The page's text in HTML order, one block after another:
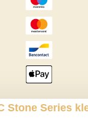
Stone Series